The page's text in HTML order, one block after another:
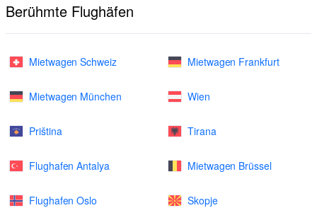
Berühmte Flughäfen
Mietwagen Schweiz Mietwagen Frankfurt
Mietwagen München Wien
Priština Tirana
Flughafen Antalya Mietwagen Brüssel
Flughafen Oslo Skopje